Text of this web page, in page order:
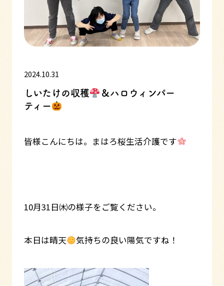
2024.10.31
しいたけの収穫
＆ハロウィンパー
ティー
皆様こんにちは。まはろ桜生活介護です
10月31日㈭の様子をご覧ください。
本日は晴天 気持ちの良い陽気ですね！